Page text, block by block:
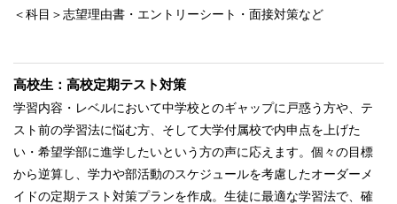
＜科目＞志望理由書・エントリーシート・面接対策など
高校生：高校定期テスト対策
学習内容・レベルにおいて中学校とのギャップに戸惑う方や、テ
スト前の学習法に悩む方、そして大学付属校で内申点を上げた
い・希望学部に進学したいという方の声に応えます。個々の目標
から逆算し、学力や部活動のスケジュールを考慮したオーダーメ
イドの定期テスト対策プランを作成。生徒に最適な学習法で、確